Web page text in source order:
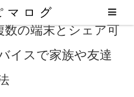
数の端末とシェア可
イスで家族や友達